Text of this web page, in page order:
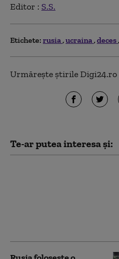
Editor : S.S.
Etichete: rusia ucraina deces
Urmărește știrile Digi24.ro
Te-ar putea interesa și: